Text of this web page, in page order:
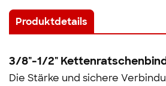
Produktdetails
3/8"-1/2"
Die Stärke und sichere